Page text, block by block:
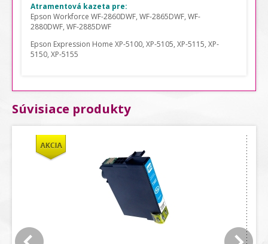
Atramentová kazeta pre:
Epson Workforce WF-2860DWF, WF-2865DWF, WF-
2880DWF, WF-2885DWF
Epson Expression Home XP-5100, XP-5105, XP-5115, XP-
5150, XP-5155
Súvisiace produkty